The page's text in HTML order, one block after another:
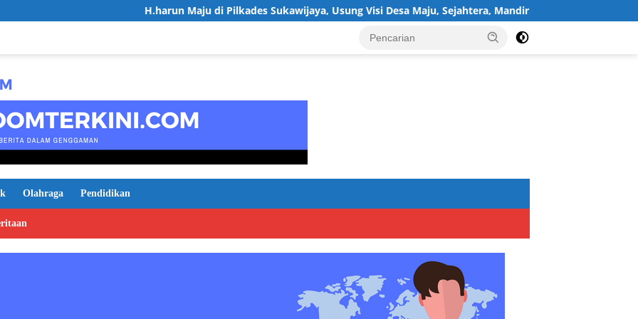
H.harun Maju di Pilkades Sukawijaya, Usung Visi Desa Maju, Sejahtera, Mandiri, dan Religius Bangun Sukawijaya
Olahraga Pendidikan